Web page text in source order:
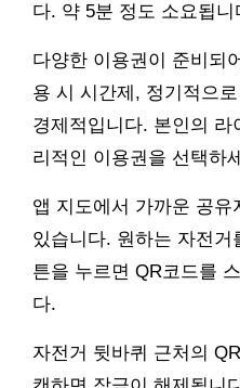
다. 약 5분 정도 소요됩니
다양한 이용권이 준비되
용 시 시간제, 정기적으
경제적입니다. 본인의
리적인 이용권을 선택하
앱 지도에서 가까운 공
있습니다. 원하는 자전거
튼을 누르면 QR코드를
다.
자전거 뒷바퀴 근처의